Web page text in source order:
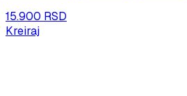
15.900 RSD
Kreiraj